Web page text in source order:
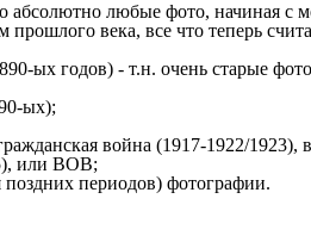
абсолютно любые фото, начиная c
века, все что теперь
ых годов) - т.н. очень старые
ых);
война (1917-1922/1923),
или ВОВ;
периодов) фотографии.